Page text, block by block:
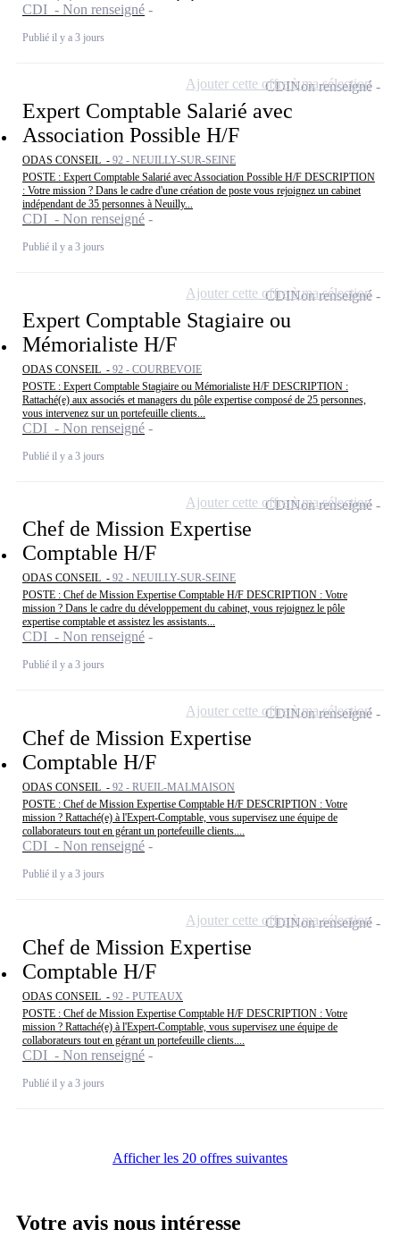
CDI - Non renseigné
Publié il y a 3 jours
Expert Comptable Salarié avec
Association Possible H/F
ODAS CONSEIL - 92 - NEUILLY-SUR-SEINE
POSTE : Expert Comptable Salarié avec Association Possible H/F DESCRIPTION
: Votre mission ? Dans le cadre d'une création de poste vous rejoignez un cabinet
indépendant de 35 personnes à Neuilly...
CDI - Non renseigné
Publié il y a 3 jours
CDINon renseigné
Ajouter cette offre à ma sélection
Expert Comptable Stagiaire ou
Mémorialiste H/F
ODAS CONSEIL - 92 - COURBEVOIE
POSTE : Expert Comptable Stagiaire ou Mémorialiste H/F DESCRIPTION :
Rattaché(e) aux associés et managers du pôle expertise composé de 25 personnes,
vous intervenez sur un portefeuille clients...
CDI - Non renseigné
Publié il y a 3 jours
CDINon renseigné
Ajouter cette offre à ma sélection
Chef de Mission Expertise
Comptable H/F
ODAS CONSEIL - 92 - NEUILLY-SUR-SEINE
POSTE : Chef de Mission Expertise Comptable H/F DESCRIPTION : Votre
mission ? Dans le cadre du développement du cabinet, vous rejoignez le pôle
expertise comptable et assistez les assistants...
CDI - Non renseigné
Publié il y a 3 jours
CDINon renseigné
Ajouter cette offre à ma sélection
Chef de Mission Expertise
Comptable H/F
ODAS CONSEIL - 92 - RUEIL-MALMAISON
POSTE : Chef de Mission Expertise Comptable H/F DESCRIPTION : Votre
mission ? Rattaché(e) à l'Expert-Comptable, vous supervisez une équipe de
collaborateurs tout en gérant un portefeuille clients....
CDI - Non renseigné
Publié il y a 3 jours
CDINon renseigné
Ajouter cette offre à ma sélection
Chef de Mission Expertise
Comptable H/F
ODAS CONSEIL - 92 - PUTEAUX
POSTE : Chef de Mission Expertise Comptable H/F DESCRIPTION : Votre
mission ? Rattaché(e) à l'Expert-Comptable, vous supervisez une équipe de
collaborateurs tout en gérant un portefeuille clients....
CDI - Non renseigné
Publié il y a 3 jours
CDINon renseigné
Ajouter cette offre à ma sélection
Afficher les 20 offres suivantes
Votre avis nous intéresse